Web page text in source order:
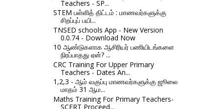
Teachers - SP...
STEM பள்ளித் திட்டம் : மாணவர்களுக்கு
சிறப்புப் பயி...
TNSED schools App - New Version
0.0.74 - Download Now
10 ஆண்டுகளாக ஆசிரியர் பணியிடங்களை
நிரப்பாதது ஏன்? ...
CRC Training For Upper Primary
Teachers - Dates An...
1,2,3 - ஆம் வகுப்பு மாணவர்களுக்கு ஜூலை
மாதம் 31 ஆம...
Maths Training For Primary Teachers-
SCERT Proceed...